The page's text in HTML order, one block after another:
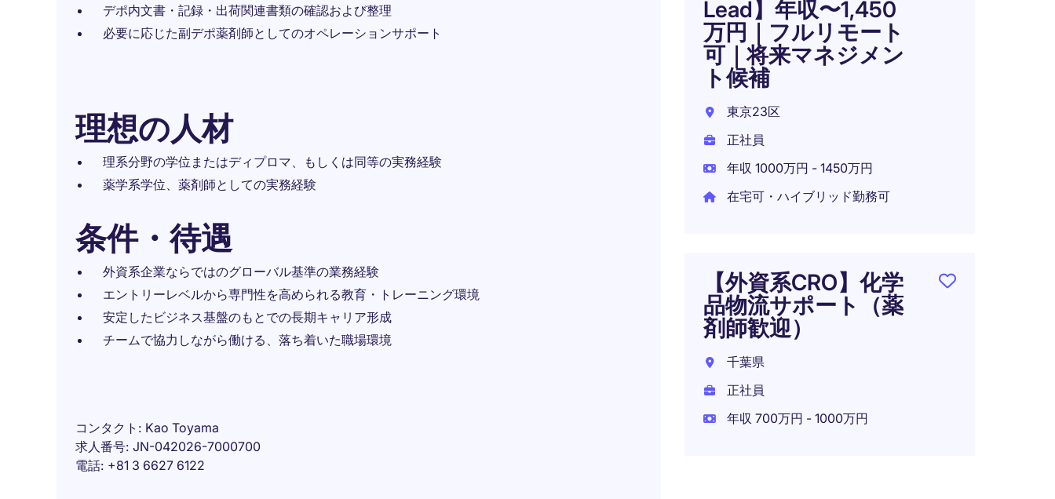
デポ内文書・記録・出荷関連書類の確認および整理
必要に応じた副デポ薬剤師としてのオペレーションサポート
理想の人材
理系分野の学位またはディプロマ、もしくは同等の実務経験
薬学系学位、薬剤師としての実務経験
条件・待遇
外資系企業ならではのグローバル基準の業務経験
エントリーレベルから専門性を高められる教育・トレーニング環境
安定したビジネス基盤のもとでの長期キャリア形成
チームで協力しながら働ける、落ち着いた職場環境
コンタクト
Kao Toyama
求人番号 JN-042026-7000700
電話 +81 3 6627 6122
Lead】年収〜1,450
万円｜フルリモート
可｜将来マネジメン
ト候補
東京23区
正社員
年収 1000万円 - 1450万円
在宅可・ハイブリッド勤務可
【外資系CRO】化学
品物流サポート（薬
剤師歓迎）
千葉県
正社員
年収 700万円 - 1000万円